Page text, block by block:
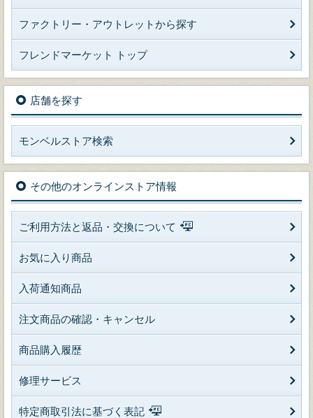
ファクトリー・アウトレットから探す
フレンドマーケット トップ
店舗を探す
モンベルストア検索
その他のオンラインストア情報
ご利用方法と返品・交換について
お気に入り商品
入荷通知商品
注文商品の確認・キャンセル
商品購入履歴
修理サービス
特定商取引法に基づく表記